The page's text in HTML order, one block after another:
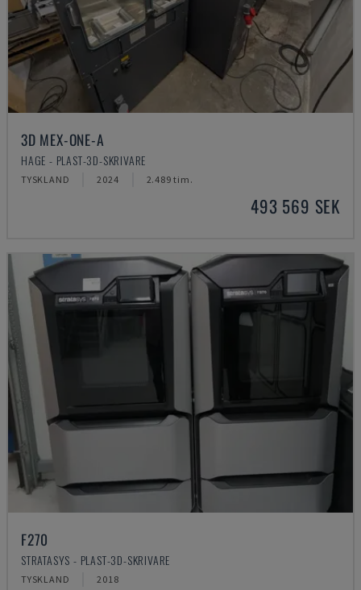
3D MEX-ONE-A
HAGE - PLAST-3D-SKRIVARE
TYSKLAND 2024 2.489 tim.
493 569 SEK
F270
STRATASYS - PLAST-3D-SKRIVARE
TYSKLAND 2018